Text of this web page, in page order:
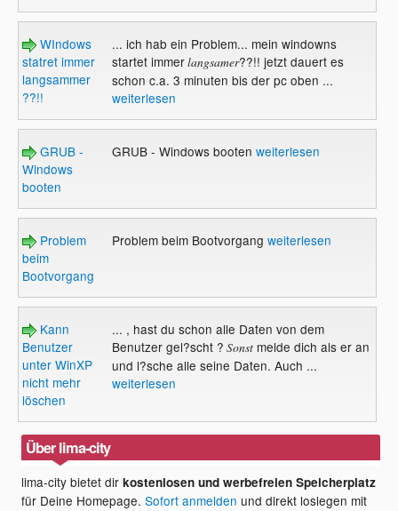
WIndows
statret immer
langsammer
??!!
... ich hab ein Problem... mein windowns
startet immerlangsamer??!! jetzt dauert es
schon c.a. 3 minuten bis der pc oben ...
weiterlesen
GRUB -
Windows
booten
GRUB - Windows booten weiterlesen
Problem
beim
Bootvorgang
Problem beim Bootvorgang weiterlesen
Kann
Benutzer
unter WinXP
nicht mehr
löschen
... , hast du schon alle Daten von dem
Benutzer gel?scht ? Sonstmelde dich als er an
und l?sche alle seine Daten. Auch ...
weiterlesen
Über lima-city
lima-city bietet dirkostenlosen und werbefreien Speicherplatz
für Deine Homepage.Sofort anmelden und direkt loslegen mit